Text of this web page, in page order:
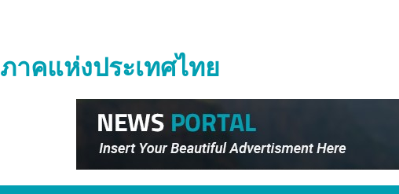
คแห่งประเทศไทย